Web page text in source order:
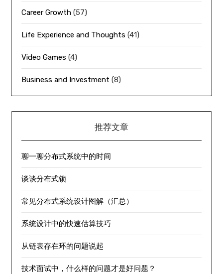
Career Growth (57)
Life Experience and Thoughts (41)
Video Games (4)
Business and Investment (8)
推荐文章
聊一聊分布式系统中的时间
谈谈分布式锁
常见分布式系统设计图解（汇总）
系统设计中的快速估算技巧
从链表存在环的问题说起
技术面试中，什么样的问题才是好问题？